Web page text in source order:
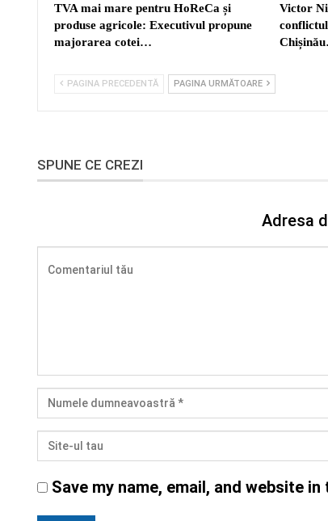
TVA mai mare pentru HoReCa și
produse agricole: Executivul propune
majorarea cotei…
Victor
PAGINA PRECEDENTĂ PAGINA URMĂTOARE
SPUNE CE CREZI
Adresa
Save my name, email, and website